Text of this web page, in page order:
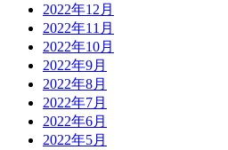
2022年12月
2022年11月
2022年10月
2022年9月
2022年8月
2022年7月
2022年6月
2022年5月